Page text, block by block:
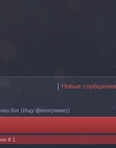
[ Новые сообщения
Бог (Ищу фонограмму)
# 1